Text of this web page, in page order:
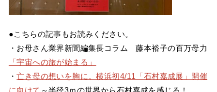
●こちらの記事もお読みください。
・お母さん業界新聞編集長コラム 藤本裕子の百万母力
「宇宙への旅が始まる」
・亡き母の想いを胸に。横浜初4/11「石村嘉成展」開催
に向けて ～半径3ｍの世界から石村嘉成を感じる！